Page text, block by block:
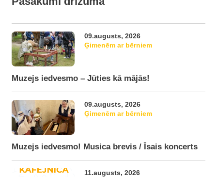
09.augusts, 2026
Ģimenēm ar bērniem
Muzejs iedvesmo – Jūties kā mājās!
09.augusts, 2026
Ģimenēm ar bērniem
Muzejs iedvesmo! Musica brevis / Īsais koncerts
11.augusts, 2026